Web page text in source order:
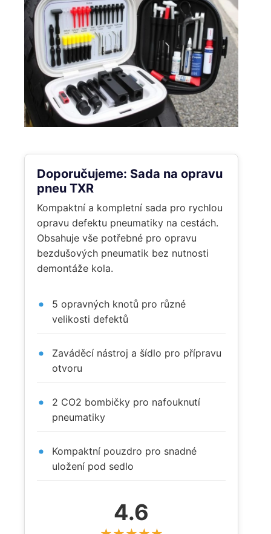
Doporučujeme: Sada na opravu
pneu TXR
Kompaktní a kompletní sada pro rychlou
opravu defektu pneumatiky na cestách.
Obsahuje vše potřebné pro opravu
bezdušových pneumatik bez nutnosti
demontáže kola.
5 opravných knotů pro různé
velikosti defektů
Zaváděcí nástroj a šídlo pro přípravu
otvoru
2 CO2 bombičky pro nafouknutí
pneumatiky
Kompaktní pouzdro pro snadné
uložení pod sedlo
4.6